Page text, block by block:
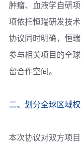
肿瘤、血液学自研项
项依托恒瑞研发技
协议同时明确， 恒瑞
参与相关项目的全
留合作空间。
二、划分全球区域
本次协议对双方项